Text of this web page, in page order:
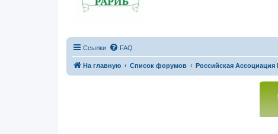
Ссылки FAQ
На главную Список форумов Российская Ассоциация